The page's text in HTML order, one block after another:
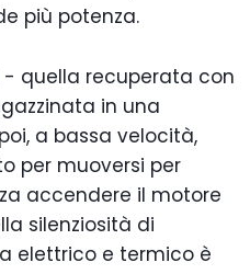
più potenza.
- quella recuperata con
in una
a bassa velocità,
per muoversi per
accendere il motore
silenziosità di
elettrico e termico è